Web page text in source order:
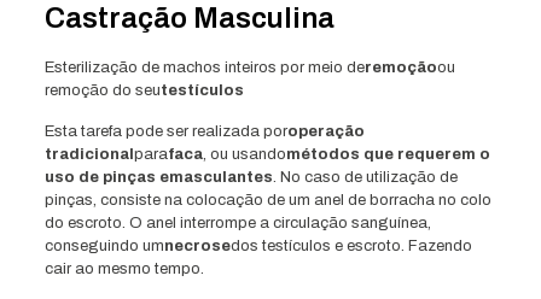
Castração Masculina
Esterilização de machos inteiros por meio deremoçãoou
remoção do seutestículos
Esta tarefa pode ser realizada poroperação
tradicionalparafaca, ou usandométodos que requerem o
uso de pinças emasculantes. No caso de utilização de
pinças, consiste na colocação de um anel de borracha no colo
do escroto. O anel interrompe a circulação sanguínea,
conseguindo umnecrosedos testículos e escroto. Fazendo
cair ao mesmo tempo.